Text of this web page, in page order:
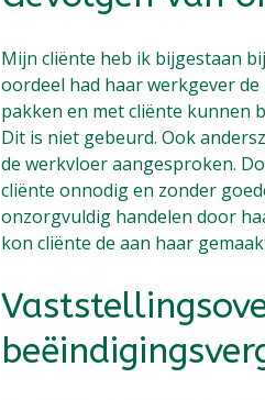
Mijn cliënte heb ik bijgestaan
oordeel had haar werkgever
pakken en met cliënte kunnen
Dit is niet gebeurd. Ook
de werkvloer aangesproken.
cliënte onnodig en zonder
onzorgvuldig handelen door
kon cliënte de aan haar